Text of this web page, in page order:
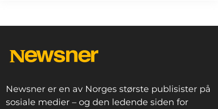
Newsner er en av Norges største publisister på
sosiale medier – og den ledende siden for